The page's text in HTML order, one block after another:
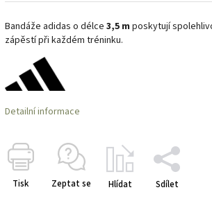
Bandáže adidas o délce 3,5 m poskytují
zápěstí při každém tréninku.
Detailní informace
Tisk Zeptat se Hlídat Sdílet